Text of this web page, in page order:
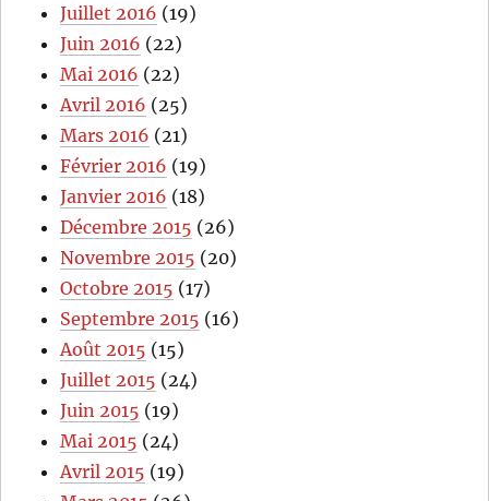
Juillet 2016 (19)
Juin 2016 (22)
Mai 2016 (22)
Avril 2016 (25)
Mars 2016 (21)
Février 2016 (19)
Janvier 2016 (18)
Décembre 2015 (26)
Novembre 2015 (20)
Octobre 2015 (17)
Septembre 2015 (16)
Août 2015 (15)
Juillet 2015 (24)
Juin 2015 (19)
Mai 2015 (24)
Avril 2015 (19)